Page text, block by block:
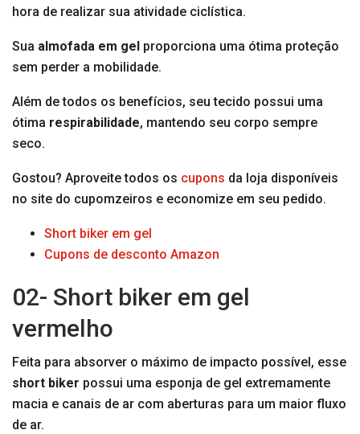
hora de realizar sua atividade ciclística.
Sua almofada em gel proporciona uma ótima proteção
sem perder a mobilidade.
Além de todos os benefícios, seu tecido possui uma
ótima respirabilidade, mantendo seu corpo sempre
seco.
Gostou? Aproveite todos os cupons da loja disponíveis
no site do cupomzeiros e economize em seu pedido.
Short biker em gel
Cupons de desconto Amazon
02- Short biker em gel
vermelho
Feita para absorver o máximo de impacto possível, esse
short biker possui uma esponja de gel extremamente
macia e canais de ar com aberturas para um maior fluxo
de ar.